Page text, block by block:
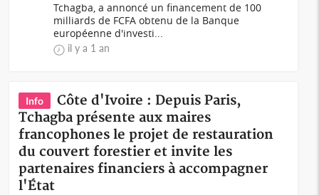
Tchagba, a annoncé un financement de 100
milliards de FCFA obtenu de la Banque
européenne d'investi...
il y a 1 an
Info
Côte d'Ivoire : Depuis Paris,
Tchagba présente aux maires
francophones le projet de restauration
du couvert forestier et invite les
partenaires financiers à accompagner
l'État